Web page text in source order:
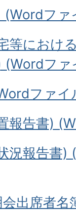
(Wordフ
等におけ
(Wordフ
ファイ
報告書)
況報告書)
出席者